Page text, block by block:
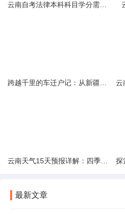
最新文章